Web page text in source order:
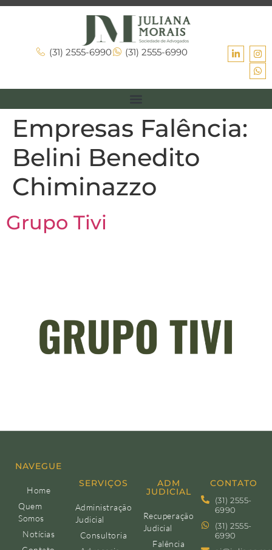
(31) 2555-6990 (31) 2555-6990
Empresas Falência:
Belini Benedito
Chiminazzo
Grupo Tivi
NAVEGUE
Home
Quem
Somos
Notícias
SERVIÇOS
Administração
Judicial
Consultoria
ADM
JUDICIAL
Recuperação
Judicial
Falência
CONTATO
(31) 2555-
6990
(31) 2555-
6990